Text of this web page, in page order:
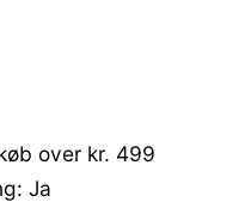
over kr. 499
Ja